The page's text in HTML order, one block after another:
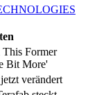
This Former
Bit More'
verändert